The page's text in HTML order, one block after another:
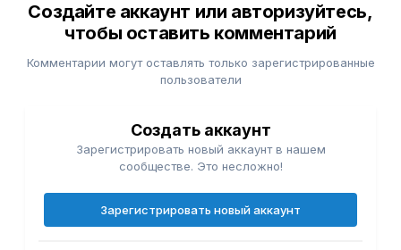
Создайте аккаунт или авторизуйтесь,
чтобы оставить комментарий
Комментарии могут оставлять только зарегистрированные
пользователи
Создать аккаунт
Зарегистрировать новый аккаунт в нашем
сообществе. Это несложно!
Зарегистрировать новый аккаунт